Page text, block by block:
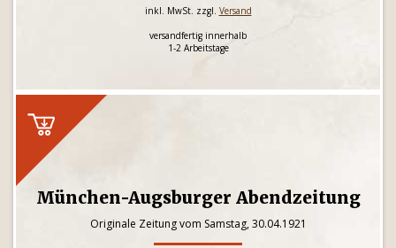
inkl. MwSt. zzgl. Versand
versandfertig innerhalb
1-2 Arbeitstage
München-Augsburger Abendzeitung
Originale Zeitung vom Samstag, 30.04.1921